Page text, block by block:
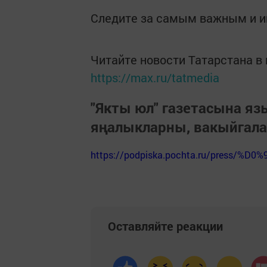
Следите за самым важным и
Читайте новости Татарстана
https://max.ru/tatmedia
"Якты юл" газетасына
яңалыкларны,
https://podpiska.pochta.ru/press/
Оставляйте реакции